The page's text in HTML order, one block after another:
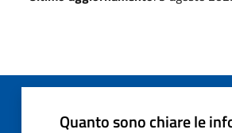
Quanto sono chiare le